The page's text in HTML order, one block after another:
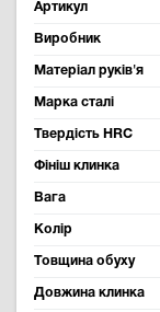
Артикул
Виробник
Матеріал руків'я
Марка сталі
Твердість HRC
Фініш клинка
Вага
Колір
Товщина обуху
Довжина клинка